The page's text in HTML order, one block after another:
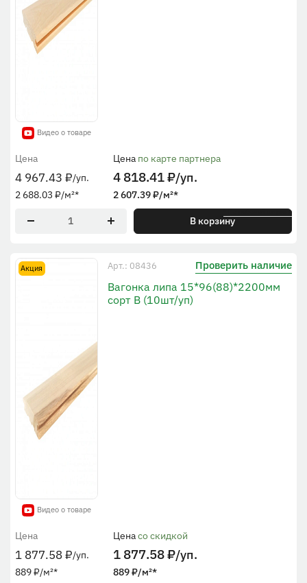
Видео о товаре
Цена
4 967.43 ₽/уп.
2 688.03 ₽/м²*
Цена по карте партнера
4 818.41₽/уп.
2 607.39₽/м²*
* По рабочей ширине
В корзину
Акция
Видео о товаре
Арт.: 08436 Проверить наличие
Вагонка липа 15*96(88)*2200мм
сорт В (10шт/уп)
Цена
1 877.58₽/уп.
889₽/м²*
Ценасо скидкой
1 877.58₽/уп.
889₽/м²*